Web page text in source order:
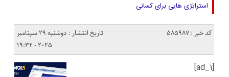
استراتژی هایی برای کسانی
کد خبر : 585987
تاریخ انتشار : دوشنبه 29 سپتامبر
2025 - 19:32
[ad_1]